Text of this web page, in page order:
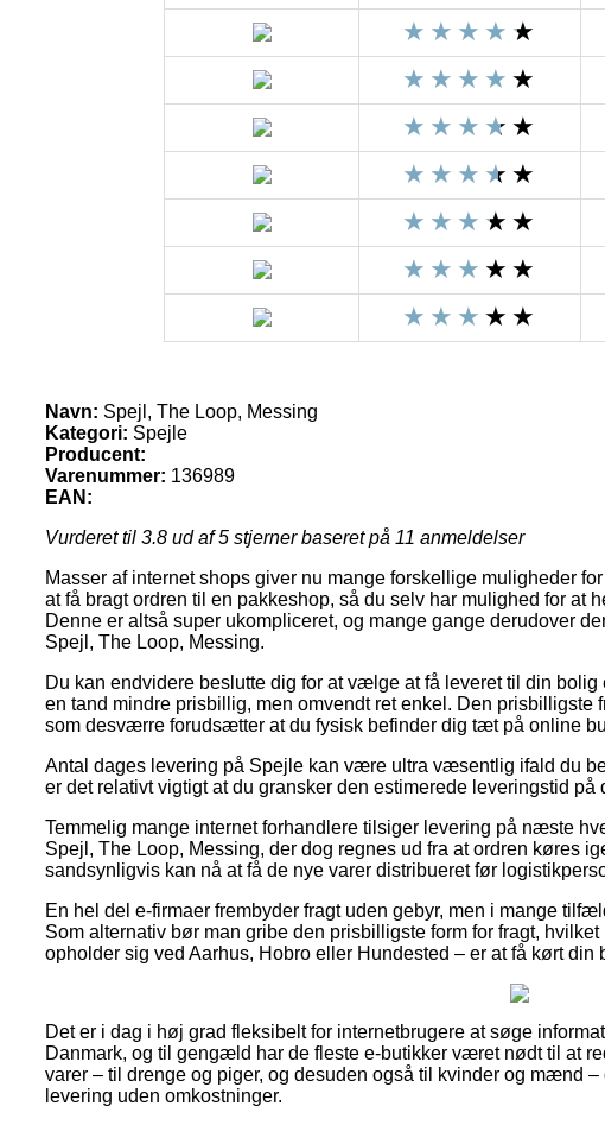
Navn: Spejl, The Loop, Messing
Kategori: Spejle
Producent:
Varenummer: 136989
EAN:
Vurderet til 3.8 ud af 5 stjerner baseret på 11 anmeldelser
Masser af internet shops giver nu mange forskellige muligheder
at få bragt ordren til en pakkeshop, så du selv har mulighed for at
Denne er altså super ukompliceret, og mange gange derudover
Spejl, The Loop, Messing.
Du kan endvidere beslutte dig for at vælge at få leveret til din
en tand mindre prisbillig, men omvendt ret enkel. Den prisbilligste
som desværre forudsætter at du fysisk befinder dig tæt på online
Antal dages levering på Spejle kan være ultra væsentlig ifald du
er det relativt vigtigt at du gransker den estimerede leveringstid på
Temmelig mange internet forhandlere tilsiger levering på næste
Spejl, The Loop, Messing, der dog regnes ud fra at ordren køres
sandsynligvis kan nå at få de nye varer distribueret før
En hel del e-firmaer frembyder fragt uden gebyr, men i mange
Som alternativ bør man gribe den prisbilligste form for fragt,
opholder sig ved Aarhus, Hobro eller Hundested – er at få kørt din
Det er i dag i høj grad fleksibelt for internetbrugere at søge
Danmark, og til gengæld har de fleste e-butikker været nødt til at
varer – til drenge og piger, og desuden også til kvinder og mænd
levering uden omkostninger.